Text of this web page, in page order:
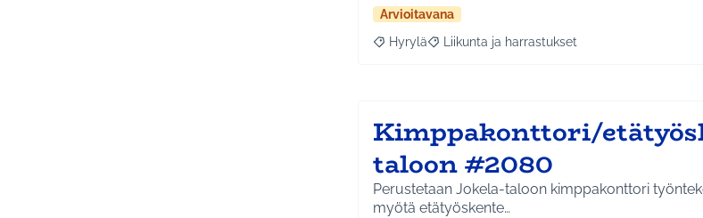
Arvioitavana
Rajaa tulokset aihepiirin mukaan: Hyrylä
Hyrylä Rajaa tulokset teeman mukaan: Liikunta ja
Liikunta ja harrastukset
Kimppakonttori/
taloon #2080
Perustetaan Jokela-taloon kimppakonttori
myötä etätyöskente…